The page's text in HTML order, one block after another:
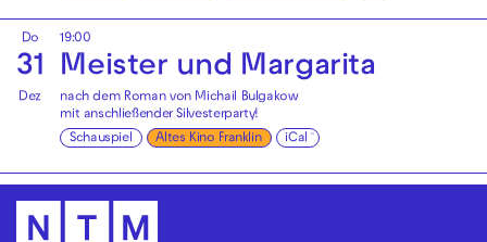
Do
31
Dez
19:00
Meister und Margarita
nach dem Roman von Michail Bulgakow
mit anschließenderSilvesterparty!
Schauspiel
Altes Kino Franklin iCal